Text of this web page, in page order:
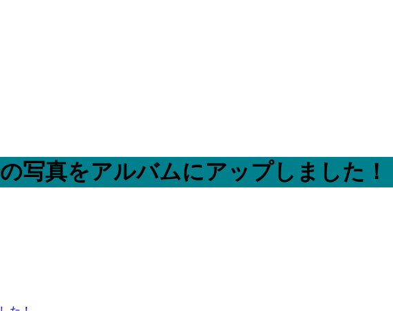
写真をアルバムにアップしました！